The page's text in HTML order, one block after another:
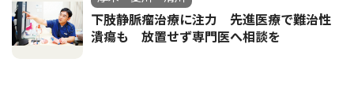
下肢静脈瘤治療に注力 先進医療で難治性
潰瘍も 放置せず専門医へ相談を